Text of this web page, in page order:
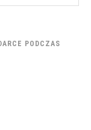
PODCZAS